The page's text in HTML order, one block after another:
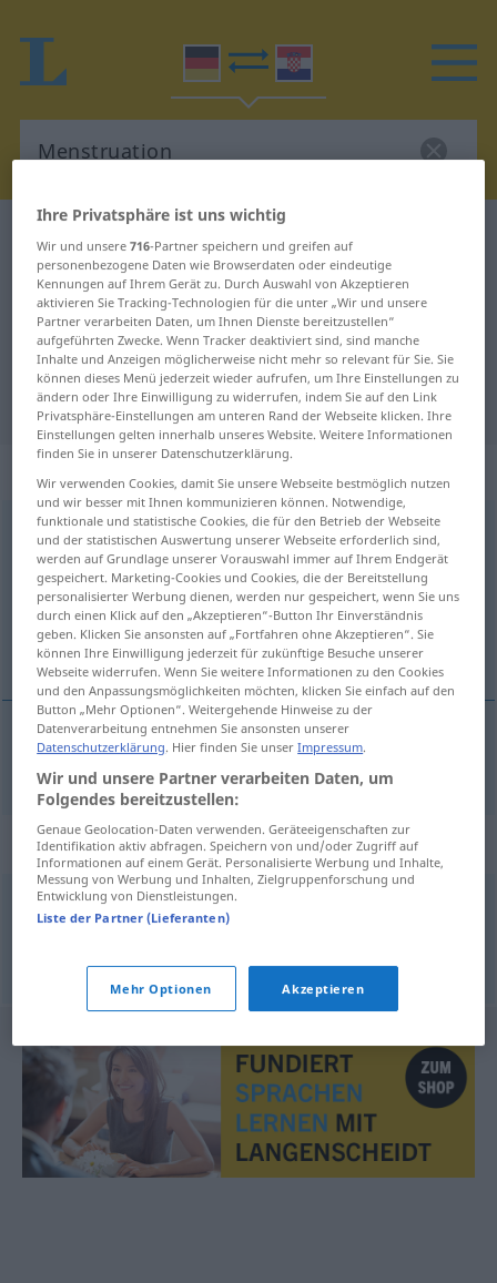
Deutsch-Kroatisch Übersetzung für
"Menstruation"
"Menstruation" Kroatisch
Übersetzung
„Menstruation“ : Femininum
Menstruationf <Menstruation;-en>
Übersicht aller Übersetzungen
(Für mehr Details die Übersetzung anklicken/antippen)
menstruacija, perioda
perioda Menstruation
Synonyme für "Menstruation"
Periode,Zyklus,Regel (ugs.)
© OpenThesaurus.de
Ihre Privatsphäre ist uns wichtig
Wir und unsere716-Partner speichern und greifen auf
personenbezogene Daten wie Browserdaten oder eindeutige
Kennungen auf Ihrem Gerät zu. Durch Auswahl von Akzeptieren
aktivieren Sie Tracking-Technologien für die unter „Wir und unsere
Partner verarbeiten Daten, um Ihnen Dienste bereitzustellen“
aufgeführten Zwecke. Wenn Tracker deaktiviert sind, sind manche
Inhalte und Anzeigen möglicherweise nicht mehr so relevant für Sie. Sie
können dieses Menü jederzeit wieder aufrufen, um Ihre Einstellungen zu
ändern oder Ihre Einwilligung zu widerrufen, indem Sie auf den Link
Privatsphäre-Einstellungen am unteren Rand der Webseite klicken. Ihre
Einstellungen gelten innerhalb unseres Website. Weitere Informationen
finden Sie in unserer Datenschutzerklärung.
Wir verwenden Cookies, damit Sie unsere Webseite bestmöglich nutzen
und wir besser mit Ihnen kommunizieren können. Notwendige,
funktionale und statistische Cookies, die für den Betrieb der Webseite
und der statistischen Auswertung unserer Webseite erforderlich sind,
werden auf Grundlage unserer Vorauswahl immer auf Ihrem Endgerät
gespeichert. Marketing-Cookies und Cookies, die der Bereitstellung
personalisierter Werbung dienen, werden nur gespeichert, wenn Sie uns
durch einen Klick auf den „Akzeptieren“-Button Ihr Einverständnis
geben. Klicken Sie ansonsten auf „Fortfahren ohne Akzeptieren“. Sie
können Ihre Einwilligung jederzeit für zukünftige Besuche unserer
Webseite widerrufen. Wenn Sie weitere Informationen zu den Cookies
und den Anpassungsmöglichkeiten möchten, klicken Sie einfach auf den
Button „Mehr Optionen“. Weitergehende Hinweise zu der
Datenverarbeitung entnehmen Sie ansonsten unserer
Datenschutzerklärung. Hier finden Sie unserImpressum.
Wir und unsere Partner verarbeiten Daten, um
Folgendes bereitzustellen:
Genaue Geolocation-Daten verwenden. Geräteeigenschaften zur
Identifikation aktiv abfragen. Speichern von und/oder Zugriff auf
Informationen auf einem Gerät. Personalisierte Werbung und Inhalte,
Messung von Werbung und Inhalten, Zielgruppenforschung und
Entwicklung von Dienstleistungen.
Liste der Partner (Lieferanten)
Mehr Optionen Akzeptieren